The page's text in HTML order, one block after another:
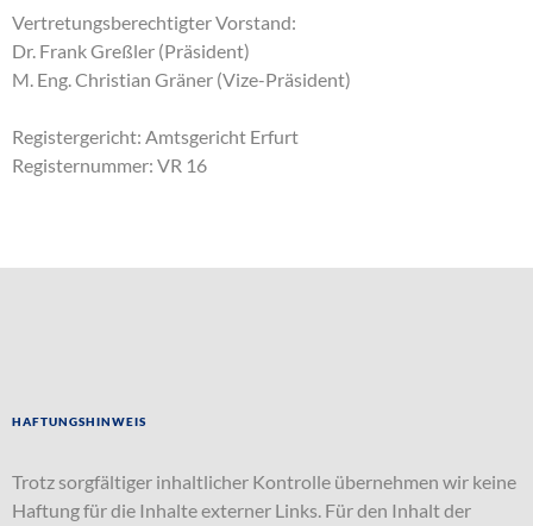
Vertretungsberechtigter Vorstand:
Dr. Frank Greßler (Präsident)
M. Eng. Christian Gräner (Vize-Präsident)
Registergericht: Amtsgericht Erfurt
Registernummer: VR 16
Haftungshinweis
Trotz sorgfältiger inhaltlicher Kontrolle übernehmen wir keine
Haftung für die Inhalte externer Links. Für den Inhalt der